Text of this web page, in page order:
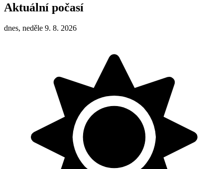
Aktuální počasí
dnes, neděle 9. 8. 2026